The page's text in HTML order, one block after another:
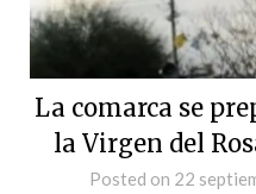
La comarca se
la Virgen del
Posted on 22